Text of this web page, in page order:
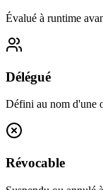
Évalué à runtime
Délégué
Défini au nom d'une
Révocable